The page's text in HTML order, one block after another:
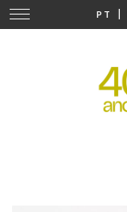
PT |
Mudar
navegação